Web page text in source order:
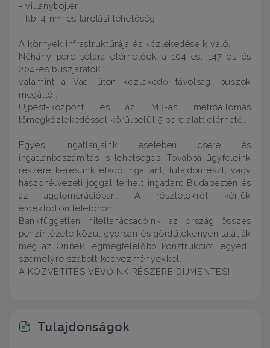
- villanybojler
- kb. 4 nm-es tárolási lehetőség
A környék infrastruktúrája és közlekedése kiváló.
Néhány perc sétára elérhetőek a 104-es, 147-es és
204-es buszjáratok,
valamint a Váci úton közlekedő távolsági buszok
megállói.
Újpest-központ és az M3-as metróállomás
tömegközlekedéssel körülbelül 5 perc alatt elérhető.
Egyes ingatlanjaink esetében csere és
ingatlanbeszámítás is lehetséges. Továbbá ügyfeleink
részére keresünk eladó ingatlant, tulajdonrészt, vagy
haszonélvezeti joggal terhelt ingatlant Budapesten és
az agglomerációban. A részletekről kérjük
érdeklődjön telefonon.
Bankfüggetlen hiteltanácsadóink az ország összes
pénzintézete közül gyorsan és gördülékenyen találják
meg az Önnek legmegfelelőbb konstrukciót, egyedi,
személyre szabott kedvezményekkel.
A KÖZVETÍTÉS VEVŐINK RÉSZÉRE DÍJMENTES!
Tulajdonságok